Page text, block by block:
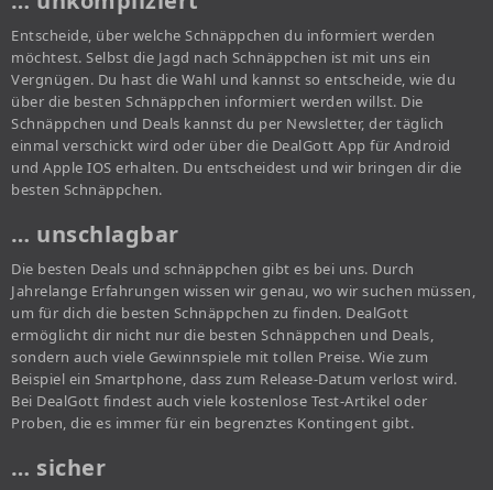
Entscheide, über welche Schnäppchen du informiert werden
möchtest. Selbst die Jagd nach Schnäppchen ist mit uns ein
Vergnügen. Du hast die Wahl und kannst so entscheide, wie du
über die besten Schnäppchen informiert werden willst. Die
Schnäppchen und Deals kannst du per Newsletter, der täglich
einmal verschickt wird oder über die DealGott App für Android
und Apple IOS erhalten. Du entscheidest und wir bringen dir die
besten Schnäppchen.
… unschlagbar
Die besten Deals und schnäppchen gibt es bei uns. Durch
Jahrelange Erfahrungen wissen wir genau, wo wir suchen müssen,
um für dich die besten Schnäppchen zu finden. DealGott
ermöglicht dir nicht nur die besten Schnäppchen und Deals,
sondern auch viele Gewinnspiele mit tollen Preise. Wie zum
Beispiel ein Smartphone, dass zum Release-Datum verlost wird.
Bei DealGott findest auch viele kostenlose Test-Artikel oder
Proben, die es immer für ein begrenztes Kontingent gibt.
… sicher